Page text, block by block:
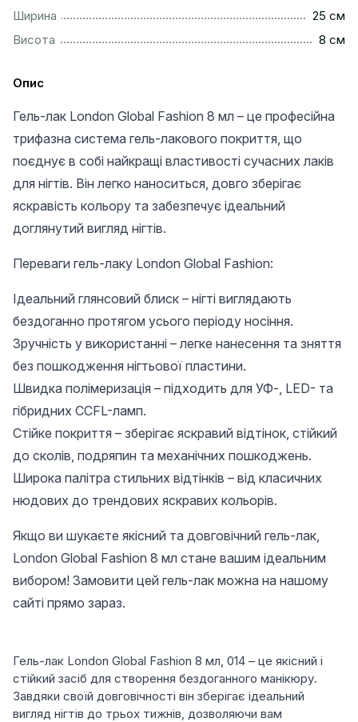
Ширина
25 см
Висота
8 см
Опис
Гель-лак London Global Fashion 8 мл – це професійна
трифазна система гель-лакового покриття, що
поєднує в собі найкращі властивості сучасних лаків
для нігтів. Він легко наноситься, довго зберігає
яскравість кольору та забезпечує ідеальний
доглянутий вигляд нігтів.
Переваги гель-лаку London Global Fashion:
Ідеальний глянсовий блиск – нігті виглядають
бездоганно протягом усього періоду носіння.
Зручність у використанні – легке нанесення та зняття
без пошкодження нігтьової пластини.
Швидка полімеризація – підходить для УФ-, LED- та
гібридних CCFL-ламп.
Стійке покриття – зберігає яскравий відтінок, стійкий
до сколів, подряпин та механічних пошкоджень.
Широка палітра стильних відтінків – від класичних
нюдових до трендових яскравих кольорів.
Якщо ви шукаєте якісний та довговічний гель-лак,
London Global Fashion 8 мл стане вашим ідеальним
вибором! Замовити цей гель-лак можна на нашому
сайті прямо зараз.
Гель-лак London Global Fashion 8 мл, 014 – це якісний і
стійкий засіб для створення бездоганного манікюру.
Завдяки своїй довговічності він зберігає ідеальний
вигляд нігтів до трьох тижнів, дозволяючи вам